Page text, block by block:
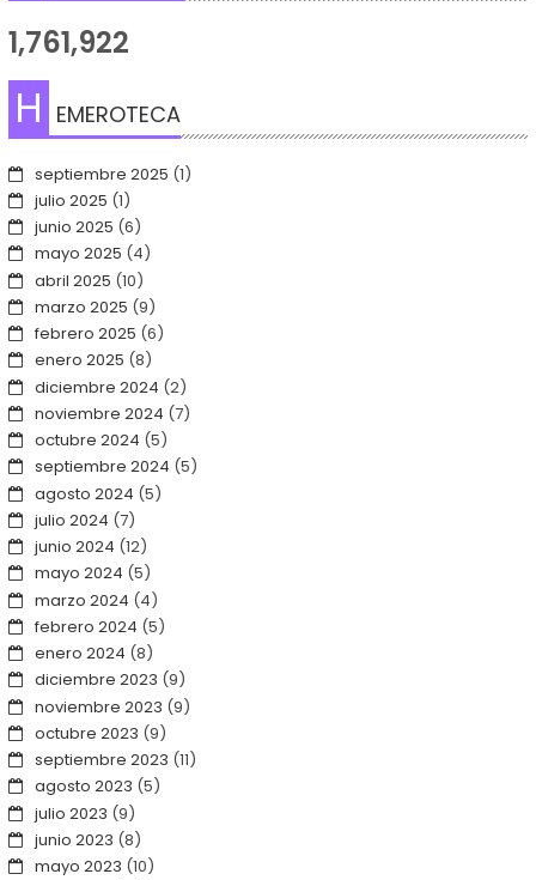
1,761,922
H EMEROTECA
septiembre 2025 (1)
julio 2025 (1)
junio 2025 (6)
mayo 2025 (4)
abril 2025 (10)
marzo 2025 (9)
febrero 2025 (6)
enero 2025 (8)
diciembre 2024 (2)
noviembre 2024 (7)
octubre 2024 (5)
septiembre 2024 (5)
agosto 2024 (5)
julio 2024 (7)
junio 2024 (12)
mayo 2024 (5)
marzo 2024 (4)
febrero 2024 (5)
enero 2024 (8)
diciembre 2023 (9)
noviembre 2023 (9)
octubre 2023 (9)
septiembre 2023 (11)
agosto 2023 (5)
julio 2023 (9)
junio 2023 (8)
mayo 2023 (10)